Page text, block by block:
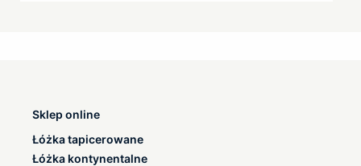
Sklep online
Łóżka tapicerowane
Łóżka kontynentalne